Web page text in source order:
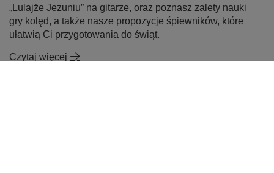
„Lulajże Jezuniu” na gitarze, oraz poznasz zalety nauki
gry kolęd, a także nasze propozycje śpiewników, które
ułatwią Ci przygotowania do świąt.
Czytaj więcej